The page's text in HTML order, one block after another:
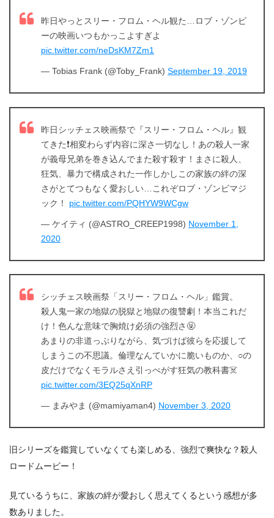
今すぐ無料でU-NEXTで見る
出典:U-NEXT
昨日やっとスリー・フロム・ヘル観た…ロブ・ゾンビ
ーの映画いつもかっこよすぎよ
pic.twitter.com/neDsKM7Zm1
— Tobias Frank (@Toby_Frank) September 19, 2019
昨日シッチェス映画祭で『スリー・フロム・ヘル』観
てきた❗️相変わらず内容に深さ一切なし！あの殺人一家
が義母兄弟を巻き込んでまた殺す殺す！まさに殺人、
狂気、暴力で構成された一作しかしこの家族の絆の深
さがとてつもなく愛おしい…これぞロブ・ゾンビマジ
ック！ pic.twitter.com/PQHYW9WCgw
— ケイティ (@ASTRO_CREEP1998) November 1,
2020
シッチェス映画祭「スリー・フロム・ヘル」鑑賞。
殺人鬼一家の地獄の脱獄と地獄の復讐劇！本当これだ
け！色んな意味で胸焼け必須の強烈さ🤬
あまりの非道っぷりながら、気づけば彼らを応援して
しまうこの不思議。倫理なんていかに脆いものか、○の
皮だけでなくモラルさえ引っぺがす狂気の教科書☠️
pic.twitter.com/3EQ25qXnRP
— まみやま (@mamiyaman4) November 3, 2020
旧シリーズを鑑賞していなくても楽しめる、強烈で爽快な？殺人
ロードムービー！
見ているうちに、家族の絆が愛おしく思えてくるという感想が多
数ありました。